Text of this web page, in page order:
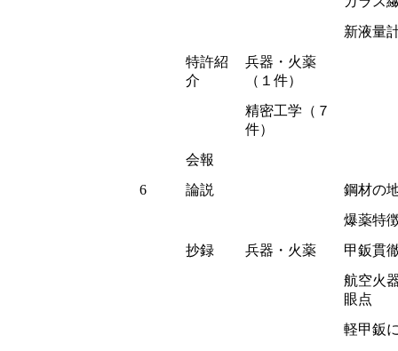
新液量
特許紹
介
兵器・火薬
（１件）
精密工学（７
件）
会報
6
論説
鋼材の
爆薬特
抄録
兵器・火薬
甲鈑貫
航空火
眼点
軽甲鈑